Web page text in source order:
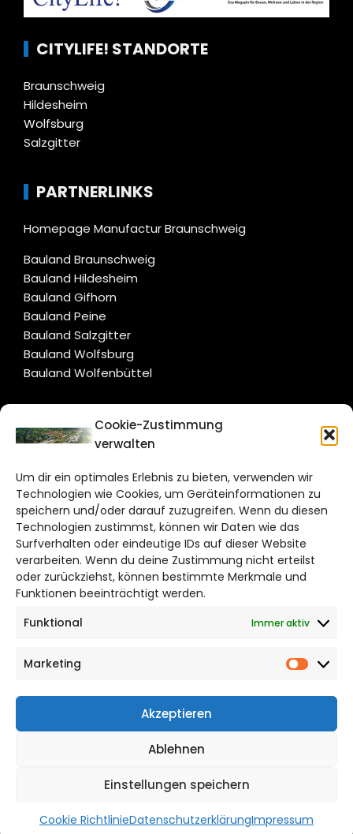
Cookie-Zustimmung
verwalten
Um dir ein optimales Erlebnis zu bieten, verwenden wir
Technologien wie Cookies, um Geräteinformationen zu
speichern und/oder darauf zuzugreifen. Wenn du diesen
Technologien zustimmst, können wir Daten wie das
Surfverhalten oder eindeutige IDs auf dieser Website
verarbeiten. Wenn du deine Zustimmung nicht erteilst
oder zurückziehst, können bestimmte Merkmale und
Funktionen beeinträchtigt werden.
Funktional
Immer aktiv
Marketing
Akzeptieren
Ablehnen
Einstellungen speichern
Cookie RichtlinieDatenschutzerklärungImpressum
CITYLIFE! STANDORTE
Braunschweig
Hildesheim
Wolfsburg
Salzgitter
PARTNERLINKS
Homepage Manufactur Braunschweig
Bauland Braunschweig
Bauland Hildesheim
Bauland Gifhorn
Bauland Peine
Bauland Salzgitter
Bauland Wolfsburg
Bauland Wolfenbüttel
CITYLIFE!
Bruchtorwall 12
38100 Braunschweig
Telefon: 0531 387220 – 65
DAS STADTMAGAZIN FÜR
WOLFSBURG
Impressum
Cookie Richtlinie
CITYLIFE! BEI FACEBOOK
WordPress Theme |Viralby HashThemes